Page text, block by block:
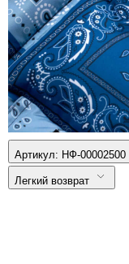
Артикул: НФ-00002500
Легкий возврат